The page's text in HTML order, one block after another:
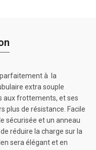
parfaitement à la
extra souple
aux frottements, et ses
plus de résistance. Facile
sécurisée et un anneau
réduire la charge sur la
sera élégant et en